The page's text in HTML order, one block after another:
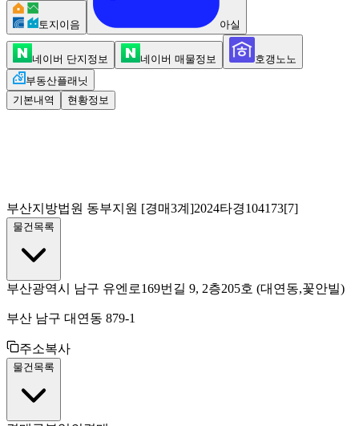
토지이음 아실
네이버 단지정보 네이버 매물정보
호갱노노
부동산플래닛
기본내역
현황정보
부산지방법원 동부지원 [경매3계]2024타경104173[7]
물건목록
부산광역시 남구 유엔로169번길 9, 2층205호 (대연동,꽃안빌)
부산 남구 대연동 879-1
주소복사
물건목록